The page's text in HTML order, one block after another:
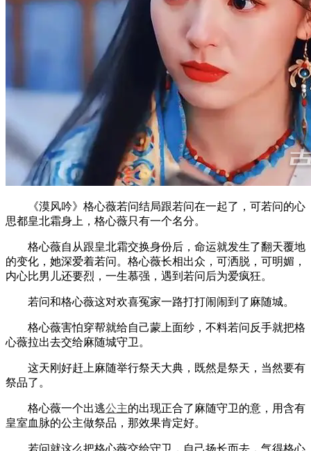
《漠风吟》格心薇若问结局跟若问在一起了，可若问的心
思都皇北霜身上，格心薇只有一个名分。
格心薇自从跟皇北霜交换身份后，命运就发生了翻天覆地
的变化，她深爱着若问。格心薇长相出众，可洒脱，可明媚，
内心比男儿还要烈，一生慕强，遇到若问后为爱疯狂。
若问和格心薇这对欢喜冤家一路打打闹闹到了麻随城。
格心薇害怕穿帮就给自己蒙上面纱，不料若问反手就把格
心薇拉出去交给麻随城守卫。
这天刚好赶上麻随举行祭天大典，既然是祭天，当然要有
祭品了。
格心薇一个出逃公主的出现正合了麻随守卫的意，用含有
皇室血脉的公主做祭品，那效果肯定好。
若问就这么把格心薇交给守卫，自己扬长而去，气得格心